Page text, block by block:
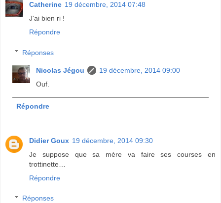
Catherine 19 décembre, 2014 07:48
J'ai bien ri !
Répondre
Réponses
Nicolas Jégou
19 décembre, 2014 09:00
Ouf.
Répondre
Didier Goux 19 décembre, 2014 09:30
Je suppose que sa mère va faire ses courses en
trottinette…
Répondre
Réponses